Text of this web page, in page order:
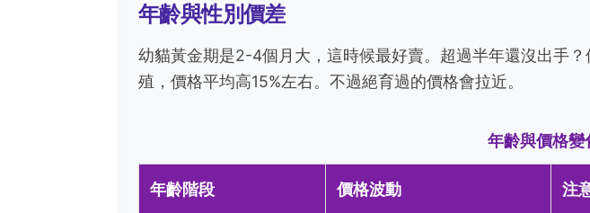
年齡與性別價差
幼貓黃金期是2-4個月大，這時候最好賣。超過半年還沒出手
殖，價格平均高15%左右。不過絕育過的價格會拉近。
年齡與價格變
年齡階段 價格波動 注